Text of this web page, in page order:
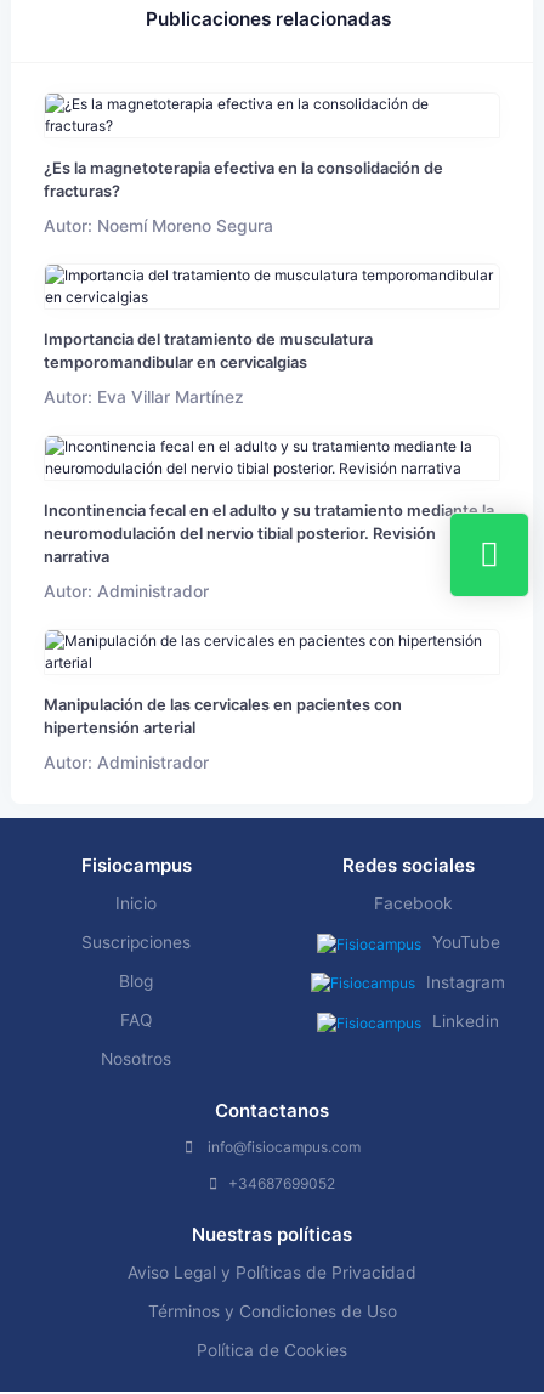
Publicaciones relacionadas
¿Es la magnetoterapia efectiva en la consolidación de
fracturas?
Autor: Noemí Moreno Segura
Importancia del tratamiento de musculatura
temporomandibular en cervicalgias
Autor: Eva Villar Martínez
Incontinencia fecal en el adulto y su tratamiento mediante la
neuromodulación del nervio tibial posterior. Revisión
narrativa
Autor: Administrador
Manipulación de las cervicales en pacientes con
hipertensión arterial
Autor: Administrador
Fisiocampus
Inicio
Suscripciones
Blog
FAQ
Nosotros
Redes sociales
Facebook
YouTube
Instagram
Linkedin
Contactanos
info@fisiocampus.com
+34687699052
Nuestras políticas
Aviso Legal y Políticas de Privacidad
Términos y Condiciones de Uso
Política de Cookies